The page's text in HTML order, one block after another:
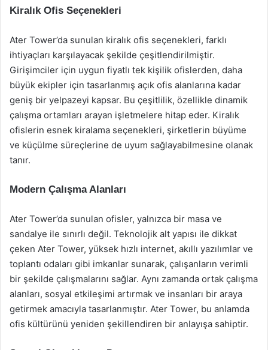
Kiralık Ofis Seçenekleri
Ater Tower’da sunulan kiralık ofis seçenekleri, farklı
ihtiyaçları karşılayacak şekilde çeşitlendirilmiştir.
Girişimciler için uygun fiyatlı tek kişilik ofislerden, daha
büyük ekipler için tasarlanmış açık ofis alanlarına kadar
geniş bir yelpazeyi kapsar. Bu çeşitlilik, özellikle dinamik
çalışma ortamları arayan işletmelere hitap eder. Kiralık
ofislerin esnek kiralama seçenekleri, şirketlerin büyüme
ve küçülme süreçlerine de uyum sağlayabilmesine olanak
tanır.
Modern Çalışma Alanları
Ater Tower’da sunulan ofisler, yalnızca bir masa ve
sandalye ile sınırlı değil. Teknolojik alt yapısı ile dikkat
çeken Ater Tower, yüksek hızlı internet, akıllı yazılımlar ve
toplantı odaları gibi imkanlar sunarak, çalışanların verimli
bir şekilde çalışmalarını sağlar. Aynı zamanda ortak çalışma
alanları, sosyal etkileşimi artırmak ve insanları bir araya
getirmek amacıyla tasarlanmıştır. Ater Tower, bu anlamda
ofis kültürünü yeniden şekillendiren bir anlayışa sahiptir.